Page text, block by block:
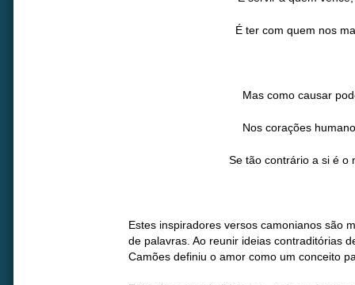
É ter com quem nos
Mas como causar
Nos corações
Se tão contrário a si é o
Estes inspiradores versos camonianos são
de palavras. Ao reunir ideias contraditórias
Camões definiu o amor como um conceito